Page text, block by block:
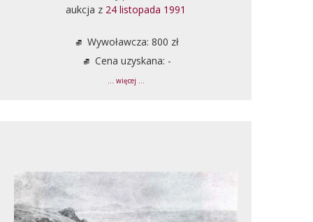
aukcja z 24 listopada 1991
Wywoławcza: 800 zł
Cena uzyskana: -
... więcej ...